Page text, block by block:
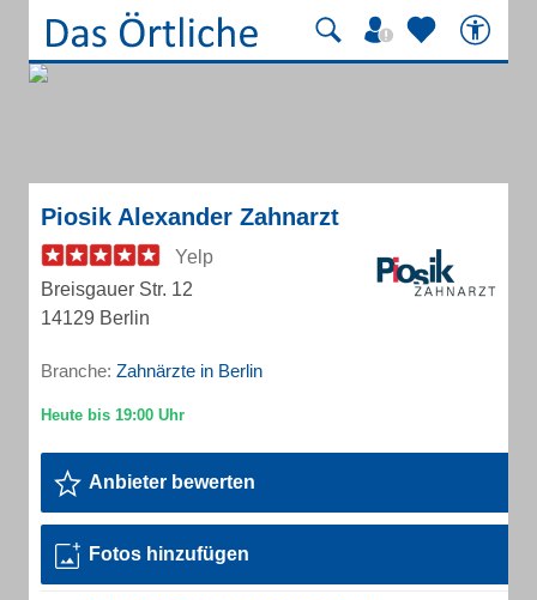
Piosik Alexander Zahnarzt
Yelp
Breisgauer Str. 12
14129 Berlin
Branche: Zahnärzte in Berlin
Anbieter bewerten
Fotos hinzufügen